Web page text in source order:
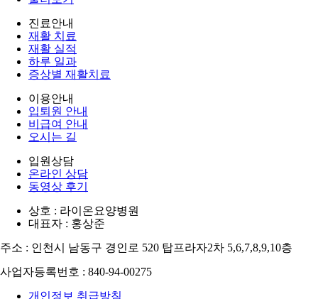
진료안내
재활 치료
재활 실적
하루 일과
증상별 재활치료
이용안내
입퇴원 안내
비급여 안내
오시는 길
입원상담
온라인 상담
동영상 후기
상호 : 라이온요양병원
대표자 : 홍상준
주소 : 인천시 남동구 경인로 520 탑프라자2차 5,6,7,8,9,10층
사업자등록번호 : 840-94-00275
개인정보 취급방침